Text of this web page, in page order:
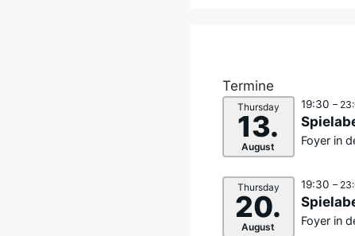
Termine
Thursday
13.
August
19:30 –
Foyer in
Thursday
20.
August
19:30 –
Foyer in